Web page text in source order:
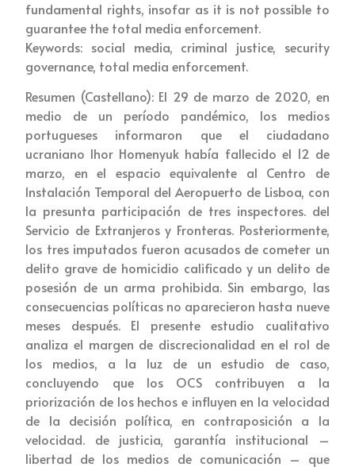
fundamental rights, insofar as it is not possible to
guarantee the total media enforcement.
Keywords: social media, criminal justice, security
governance, total media enforcement.
Resumen (Castellano): El 29 de marzo de 2020, en
medio de un período pandémico, los medios
portugueses informaron que el ciudadano
ucraniano Ihor Homenyuk había fallecido el 12 de
marzo, en el espacio equivalente al Centro de
Instalación Temporal del Aeropuerto de Lisboa, con
la presunta participación de tres inspectores. del
Servicio de Extranjeros y Fronteras. Posteriormente,
los tres imputados fueron acusados de cometer un
delito grave de homicidio calificado y un delito de
posesión de un arma prohibida. Sin embargo, las
consecuencias políticas no aparecieron hasta nueve
meses después. El presente estudio cualitativo
analiza el margen de discrecionalidad en el rol de
los medios, a la luz de un estudio de caso,
concluyendo que los OCS contribuyen a la
priorización de los hechos e influyen en la velocidad
de la decisión política, en contraposición a la
velocidad. de justicia, garantía institucional –
libertad de los medios de comunicación – que